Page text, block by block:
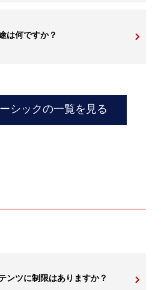
は何ですか？
シックの一覧を見る
ンツに制限はありますか？